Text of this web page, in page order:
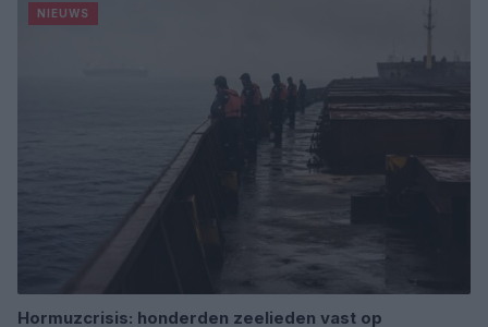
NIEUWS
Hormuzcrisis: honderden zeelieden vast op